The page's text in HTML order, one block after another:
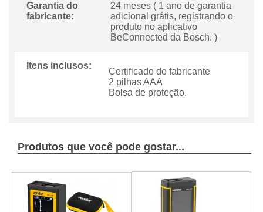
Garantia do
fabricante:
24 meses ( 1 ano de garantia
adicional grátis, registrando o
produto no aplicativo
BeConnected da Bosch. )
Itens inclusos:
Certificado do fabricante
2 pilhas AAA
Bolsa de proteção.
Produtos que você pode gostar...